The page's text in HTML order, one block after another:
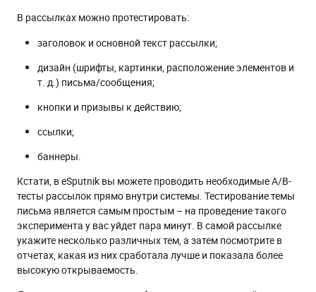
В рассылках можно протестировать:
заголовок и основной текст рассылки;
дизайн (шрифты, картинки, расположение элементов и
т. д.) письма/сообщения;
кнопки и призывы к действию;
ссылки;
баннеры.
Кстати, в eSputnik вы можете проводить необходимые A/B-
тесты рассылок прямо внутри системы. Тестирование темы
письма является самым простым – на проведение такого
эксперимента у вас уйдет пара минут. В самой рассылке
укажите несколько различных тем, а затем посмотрите в
отчетах, какая из них сработала лучше и показала более
высокую открываемость.